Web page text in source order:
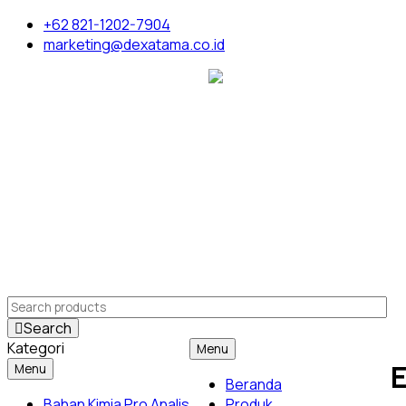
+62 821-1202-7904
marketing@dexatama.co.id
Search
Kategori
Menu
Menu
Beranda